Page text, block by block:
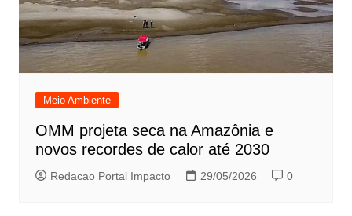
Meio Ambiente
OMM projeta seca na Amazônia e
novos recordes de calor até 2030
Redacao Portal Impacto 29/05/2026 0